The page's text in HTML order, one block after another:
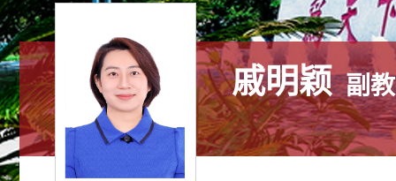
戚明颖 副